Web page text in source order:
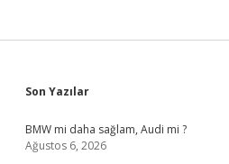
Sidebar
Son Yazılar
BMW mi daha sağlam, Audi mi ?
Ağustos 6, 2026